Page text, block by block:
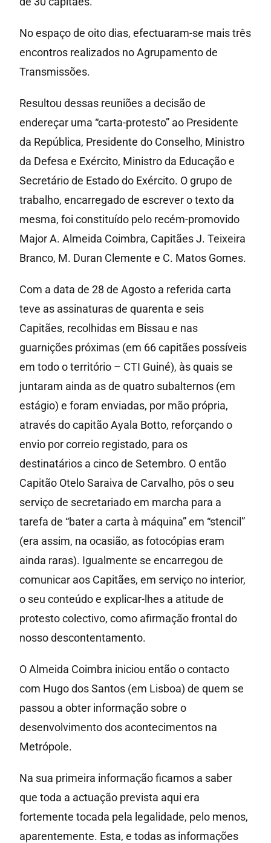
No espaço de oito dias, efectuaram-se mais três
encontros realizados no Agrupamento de
Transmissões.
Resultou dessas reuniões a decisão de
endereçar uma “carta-protesto” ao Presidente
da República, Presidente do Conselho, Ministro
da Defesa e Exército, Ministro da Educação e
Secretário de Estado do Exército. O grupo de
trabalho, encarregado de escrever o texto da
mesma, foi constituído pelo recém-promovido
Major A. Almeida Coimbra, Capitães J. Teixeira
Branco, M. Duran Clemente e C. Matos Gomes.
Com a data de 28 de Agosto a referida carta
teve as assinaturas de quarenta e seis
Capitães, recolhidas em Bissau e nas
guarnições próximas (em 66 capitães possíveis
em todo o território – CTI Guiné), às quais se
juntaram ainda as de quatro subalternos (em
estágio) e foram enviadas, por mão própria,
através do capitão Ayala Botto, reforçando o
envio por correio registado, para os
destinatários a cinco de Setembro. O então
Capitão Otelo Saraiva de Carvalho, pôs o seu
serviço de secretariado em marcha para a
tarefa de “bater a carta à máquina” em “stencil”
(era assim, na ocasião, as fotocópias eram
ainda raras). Igualmente se encarregou de
comunicar aos Capitães, em serviço no interior,
o seu conteúdo e explicar-lhes a atitude de
protesto colectivo, como afirmação frontal do
nosso descontentamento.
O Almeida Coimbra iniciou então o contacto
com Hugo dos Santos (em Lisboa) de quem se
passou a obter informação sobre o
desenvolvimento dos acontecimentos na
Metrópole.
Na sua primeira informação ficamos a saber
que toda a actuação prevista aqui era
fortemente tocada pela legalidade, pelo menos,
aparentemente. Esta, e todas as informações